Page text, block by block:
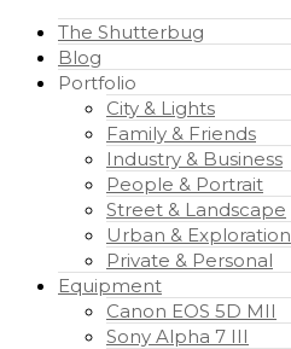
The Shutterbug
Blog
Portfolio
City & Lights
Family & Friends
Industry & Business
People & Portrait
Street & Landscape
Urban & Exploration
Private & Personal
Equipment
Canon EOS 5D MII
Sony Alpha 7 III